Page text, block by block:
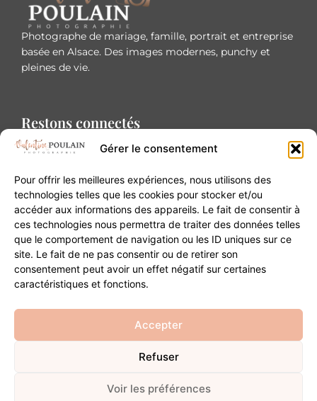
Gérer le consentement
Pour offrir les meilleures expériences, nous utilisons des
technologies telles que les cookies pour stocker et/ou
accéder aux informations des appareils. Le fait de consentir à
ces technologies nous permettra de traiter des données telles
que le comportement de navigation ou les ID uniques sur ce
site. Le fait de ne pas consentir ou de retirer son
consentement peut avoir un effet négatif sur certaines
caractéristiques et fonctions.
Accepter
Refuser
Voir les préférences
Photographe de mariage, famille, portrait et entreprise
basée en Alsace. Des images modernes, punchy et
pleines de vie.
Restons connectés
Contact
20B Grand Rue 68180 Horbourg-Wihr
06 84 93 03 01
contact@valentinepoulain.com
Mentions légales· Politique de confidentialité
Développement